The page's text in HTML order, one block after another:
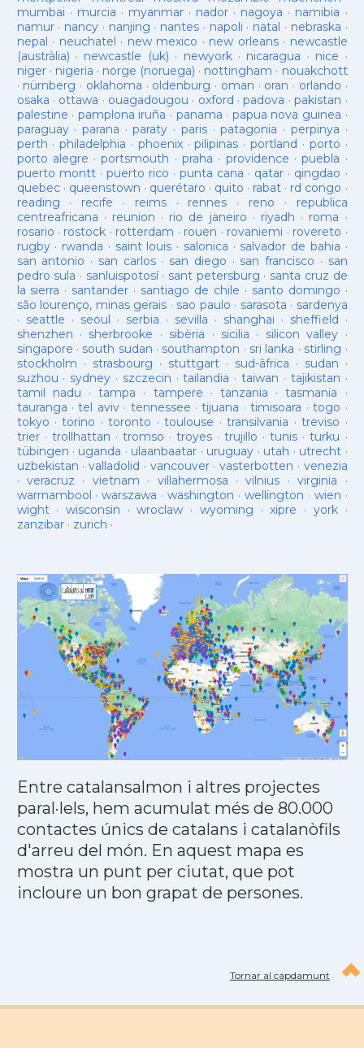
mumbai · murcia · myanmar· nador · nagoya · namibia ·
namur· nancy · nanjing · nantes · napoli · natal · nebraska ·
nepal · neuchatel · new mexico · new orleans· newcastle
(austràlia) · newcastle (uk) · newyork· nicaragua · nice ·
niger· nigeria · norge (noruega) · nottingham · nouakchott
· nürnberg · oklahoma · oldenburg · oman · oran · orlando ·
osaka · ottawa · ouagadougou · oxford ·padova ·pakistan ·
palestine · pamplona iruña · panama · papua nova guinea ·
paraguay· parana ·paraty · paris·patagonia · perpinya ·
perth ·philadelphia · phoenix·pilipinas ·portland · porto ·
porto alegre ·portsmouth ·praha · providence ·puebla ·
puerto montt· puerto rico ·punta cana · qatar · qingdao ·
quebec· queenstown · querétaro · quito · rabat · rd congo ·
reading · recife · reims· rennes · reno · republica
centreafricana · reunion · rio de janeiro · riyadh · roma ·
rosario · rostock · rotterdam · rouen · rovaniemi · rovereto ·
rugby· rwanda · saint louis · salonica · salvador de bahia ·
san antonio · san carlos· san diego · san francisco · san
pedro sula · sanluispotosí· sant petersburg · santa cruz de
la sierra · santander · santiago de chile · santo domingo ·
são lourenço, minas gerais · sao paulo · sarasota · sardenya
· seattle · seoul · serbia · sevilla · shanghai · sheffield ·
shenzhen · sherbrooke · sibèria · sicilia · silicon valley ·
singapore · south sudan · southampton · sri lanka · stirling ·
stockholm · strasbourg · stuttgart· sud-âfrica · sudan ·
suzhou · sydney · szczecin ·tailandia ·taiwan · tajikistan ·
tamil nadu ·tampa · tampere · tanzania ·tasmania ·
tauranga ·tel aviv· tennessee ·tijuana ·timisoara ·togo ·
tokyo ·torino ·toronto ·toulouse ·transilvania ·treviso ·
trier· trollhattan · tromso · troyes·trujillo ·tunis ·turku ·
tübingen · uganda · ulaanbaatar · uruguay · utah · utrecht ·
uzbekistan · valladolid · vancouver· vasterbotten · venezia
· veracruz · vietnam · villahermosa ·vilnius ·virginia ·
warrnambool ·warszawa ·washington · wellington · wien ·
wight· wisconsin ·wroclaw · wyoming ·xipre · york·
zanzibar· zurich ·
Entre catalansalmon i altres projectes
paral·lels, hem acumulat més de 80.000
contactes únics de catalans i catalanòfils
d'arreu del món. En aquest mapa es
mostra un punt per ciutat, que pot
incloure un bon grapat de persones.
Tornar al capdamunt